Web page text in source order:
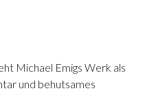
Michael Emigs Werk als
und behutsames